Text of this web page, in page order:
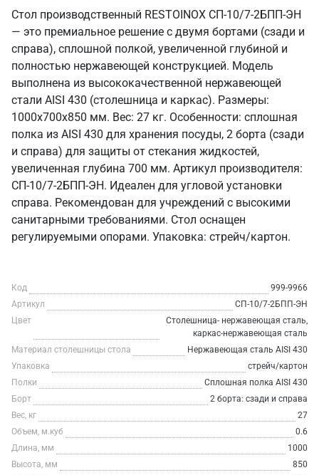
Стол производственный RESTOINOX СП-10/7-2БПП-ЭН
— это премиальное решение с двумя бортами (сзади и
справа), сплошной полкой, увеличенной глубиной и
полностью нержавеющей конструкцией. Модель
выполнена из высококачественной нержавеющей
стали AISI 430 (столешница и каркас). Размеры:
1000x700x850 мм. Вес: 27 кг. Особенности: сплошная
полка из AISI 430 для хранения посуды, 2 борта (сзади
и справа) для защиты от стекания жидкостей,
увеличенная глубина 700 мм. Артикул производителя:
СП-10/7-2БПП-ЭН. Идеален для угловой установки
справа. Рекомендован для учреждений с высокими
санитарными требованиями. Стол оснащен
регулируемыми опорами. Упаковка: стрейч/картон.
Код
999-9966
Артикул
СП-10/7-2БПП-ЭН
Цвет
Столешница- нержавеющая сталь,
каркас-нержавеющая сталь
Материал столешницы стола
Нержавеющая сталь AISI 430
Упаковка
стрейч/картон
Полки
Сплошная полка AISI 430
Борт
2 борта: сзади и справа
Вес, кг
27
Объем, м.куб
0.6
Длина, мм
1000
Высота, мм
850